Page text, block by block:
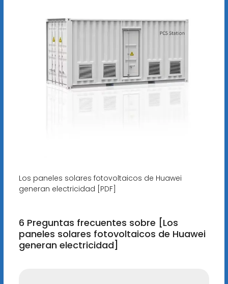
Los paneles solares fotovoltaicos de Huawei
generan electricidad [PDF]
6 Preguntas frecuentes sobre [Los
paneles solares fotovoltaicos de Huawei
generan electricidad]